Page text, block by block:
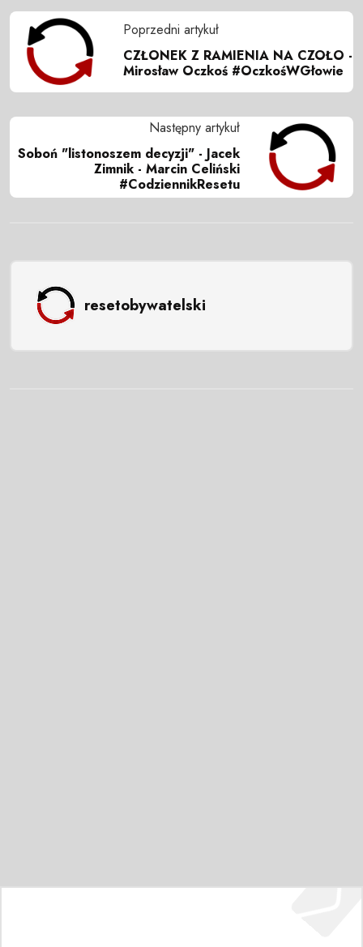
Poprzedni artykuł
CZŁONEK Z RAMIENIA NA CZOŁO -
Mirosław Oczkoś #OczkośWGłowie
Następny artykuł
Soboń "listonoszem decyzji" - Jacek
Zimnik - Marcin Celiński
#CodziennikResetu
resetobywatelski